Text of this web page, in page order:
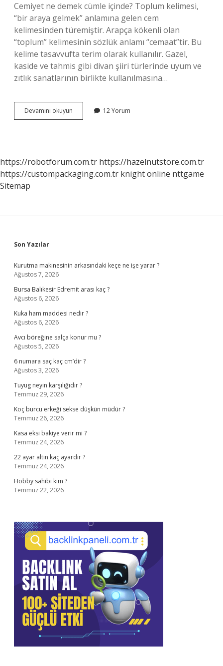
Cemiyet ne demek cümle içinde? Toplum kelimesi,
“bir araya gelmek” anlamına gelen cem
kelimesinden türemiştir. Arapça kökenli olan
“toplum” kelimesinin sözlük anlamı “cemaat”tir. Bu
kelime tasavvufta terim olarak kullanılır. Gazel,
kaside ve tahmis gibi divan şiiri türlerinde uyum ve
zıtlık sanatlarının birlikte kullanılmasına…
Devamını okuyun Cemiyetler
Nedir
12 Yorum
https://robotforum.com.tr https://hazelnutstore.com.tr
https://custompackaging.com.tr knight online nttgame
Sitemap
Sidebar
Son Yazılar
Kurutma makinesinin arkasındaki keçe ne işe yarar ?
Ağustos 7, 2026
Bursa Balıkesir Edremit arası kaç ?
Ağustos 6, 2026
Kuka ham maddesi nedir ?
Ağustos 6, 2026
Avcı böreğine salça konur mu ?
Ağustos 5, 2026
6 numara saç kaç cm’dir ?
Ağustos 3, 2026
Tuyug neyin karşılığıdır ?
Temmuz 29, 2026
Koç burcu erkeği sekse düşkün müdür ?
Temmuz 26, 2026
Kasa eksi bakiye verir mi ?
Temmuz 24, 2026
22 ayar altın kaç ayardır ?
Temmuz 24, 2026
Hobby sahibi kim ?
Temmuz 22, 2026